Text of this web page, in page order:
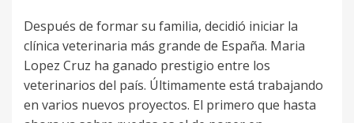
Después de formar su familia, decidió iniciar la
clínica veterinaria más grande de España. Maria
Lopez Cruz ha ganado prestigio entre los
veterinarios del país. Últimamente está trabajando
en varios nuevos proyectos. El primero que hasta